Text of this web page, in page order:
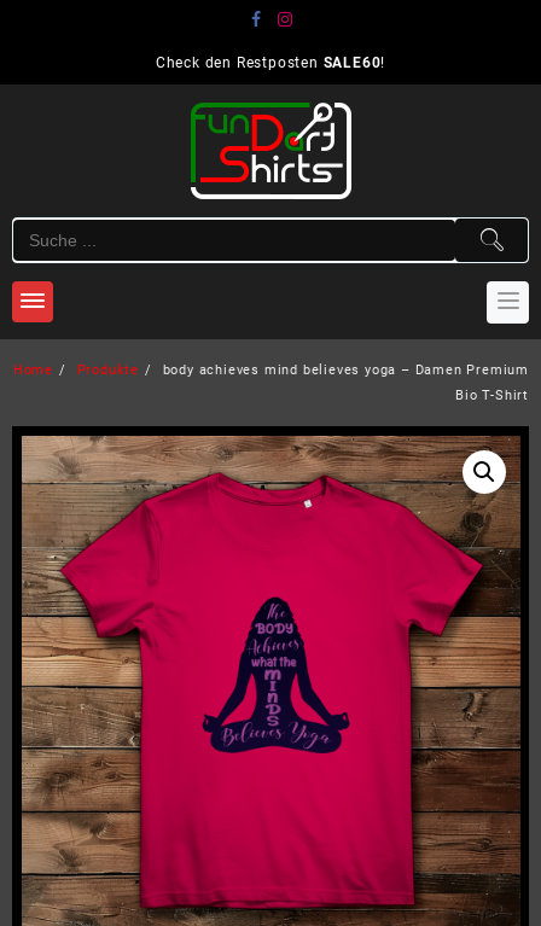
Check den Restposten SALE60!
Home Produkte
body achieves mind believes yoga – Damen Premium
Bio T-Shirt